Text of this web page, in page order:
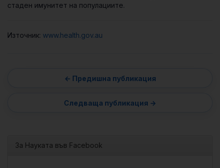
стаден имунитет на популациите.
Източник: www.health.gov.au
За Науката във Facebook